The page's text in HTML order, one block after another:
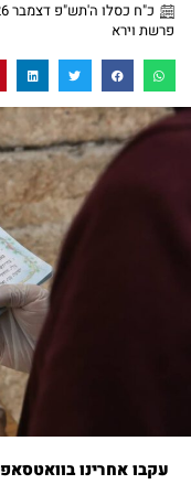
כ"ח כסלו ה'תש"פ דצמבר 26, 2019
פרשת וירא
עקבו אחרינו בוואטסאפ